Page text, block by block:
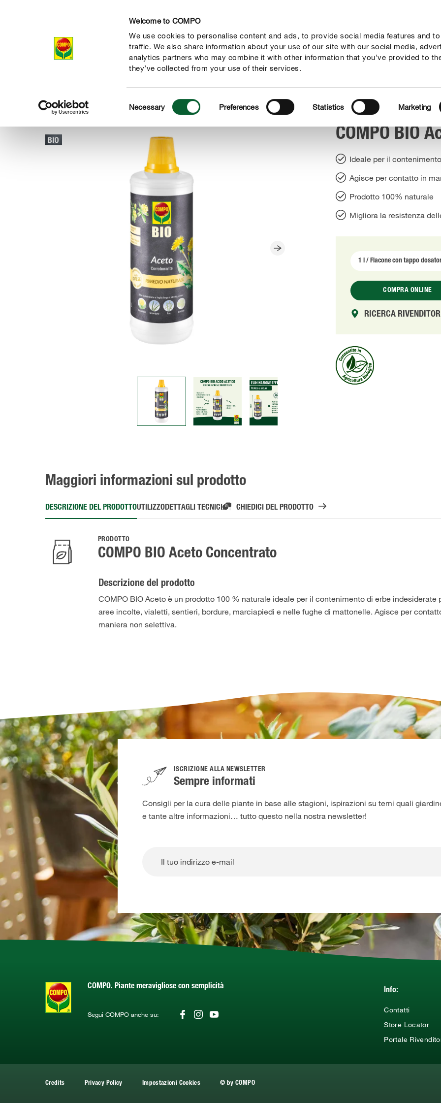
Welcome to COMPO
We use cookies to personalise content and ads, to provide social media features and
traffic. We also share information about your use of our site with our social media,
analytics partners who may combine it with other information that you’ve provided to
they’ve collected from your use of their services.
Selection
Necessary Preferences Statistics Marketing
Prodotti Magazine Mondi Tematici Info Chi siamo Solo il meglio!
COMPOProdotti Protezione piante COMPO BIO Aceto Concentrato
COMPO BIO
Ideale per il
Agisce per contatto in
Prodotto 100% naturale
Migliora la resistenza
COMPRA ONLINE
RICERCA
Maggiori informazioni sul prodotto
DESCRIZIONE DEL PRODOTTOUTILIZZODETTAGLI TECNICI CHIEDICI DEL PRODOTTO
PRODOTTO
COMPO BIO Aceto Concentrato
Descrizione del prodotto
COMPO BIO Aceto è un prodotto 100 % naturale ideale per il contenimento di erbe indesiderate
aree incolte, vialetti, sentieri, bordure, marciapiedi e nelle fughe di mattonelle. Agisce per
maniera non selettiva.
ISCRIZIONE ALLA NEWSLETTER
Sempre informati
Consigli per la cura delle piante in base alle stagioni, ispirazioni su temi quali
e tante altre informazioni… tutto questo nella nostra newsletter!
COMPO. Piante meravigliose con semplicità
Segui COMPO anche su:
Info:
Contatti
Store Locator
Portale
Credits Privacy Policy Impostazioni Cookies © by COMPO